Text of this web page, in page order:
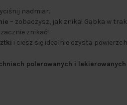
nadmiar.
– zobaczysz, jak znika! Gąbka w
znikać!
i ciesz się idealnie czystą
polerowanych i lakierowanych